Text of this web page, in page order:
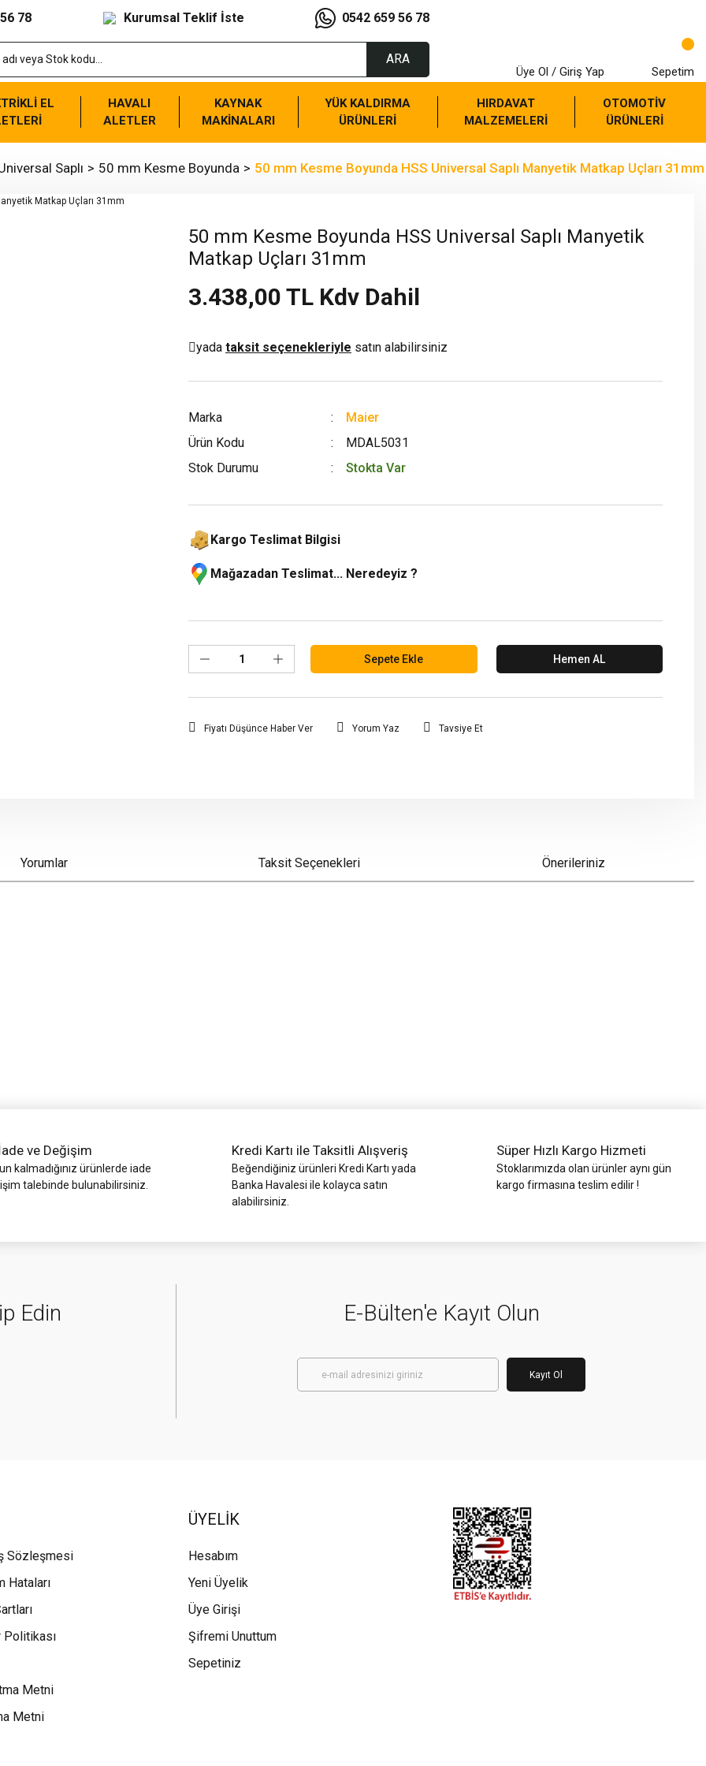
78 Kurumsal Teklif İste 0542 659 56 78
ARA
Üye Ol / Giriş Yap Sepetim
EL
HAVALI
ALETLER
KAYNAK
MAKİNALARI
YÜK KALDIRMA
ÜRÜNLERİ
HIRDAVAT
MALZEMELERİ
OTOMOTİV
ÜRÜNLERİ
Saplı 50 mm Kesme Boyunda 50 mm Kesme Boyunda HSS Universal Saplı Manyetik Matkap Uçları 31mm
50 mm Kesme Boyunda HSS Universal Saplı Manyetik
Matkap Uçları 31mm
3.438,00 TL Kdv Dahil
yada taksit seçenekleriyle satın alabilirsiniz
Marka
Maier
Ürün Kodu
MDAL5031
Stok Durumu
Stokta Var
Kargo Teslimat Bilgisi
Mağazadan Teslimat... Neredeyiz ?
Sepete Ekle Hemen AL
Fiyatı Düşünce Haber Ver Yorum Yaz Tavsiye Et
Yorumlar Taksit Seçenekleri Önerileriniz
ve Değişim
kalmadığınız ürünlerde iade
talebinde bulunabilirsiniz.
Kredi Kartı ile Taksitli Alışveriş
Beğendiğiniz ürünleri Kredi Kartı yada
Banka Havalesi ile kolayca satın
alabilirsiniz.
Süper Hızlı Kargo Hizmeti
Stoklarımızda olan ürünler aynı gün
kargo firmasına teslim edilir !
Edin E-Bülten'e Kayıt Olun
Kayıt Ol
Sözleşmesi
Hataları
Metni
Metni
ÜYELİK
Hesabım
Yeni Üyelik
Üye Girişi
Şifremi Unuttum
Sepetiniz